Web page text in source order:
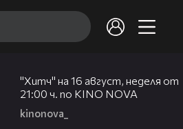
"Хитч" на 16 август, неделя от
21:00 ч. по KINO NOVA
kinonova_